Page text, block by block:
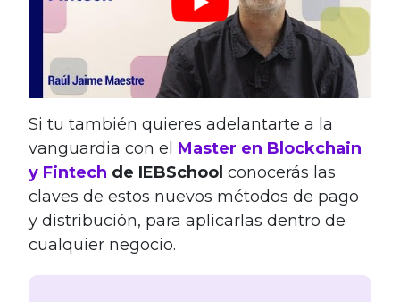
Si tu también quieres adelantarte a la
vanguardia con el Master en Blockchain
y Fintech de IEBSchool conocerás las
claves de estos nuevos métodos de pago
y distribución, para aplicarlas dentro de
cualquier negocio.